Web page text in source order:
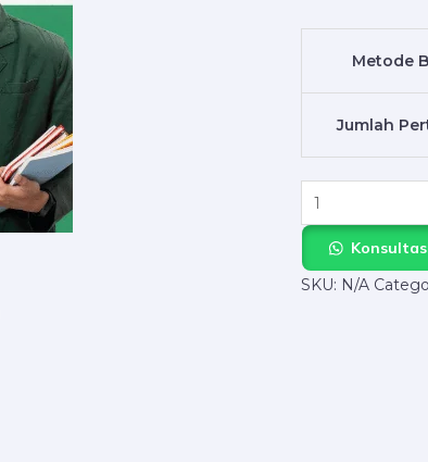
Metode
Jumlah
atau
quantity
SKU: N/A